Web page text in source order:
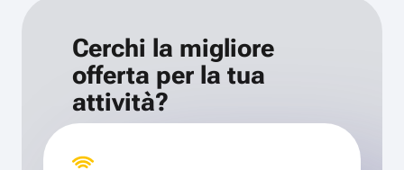
Cerchi la migliore
offerta per la tua
attività?